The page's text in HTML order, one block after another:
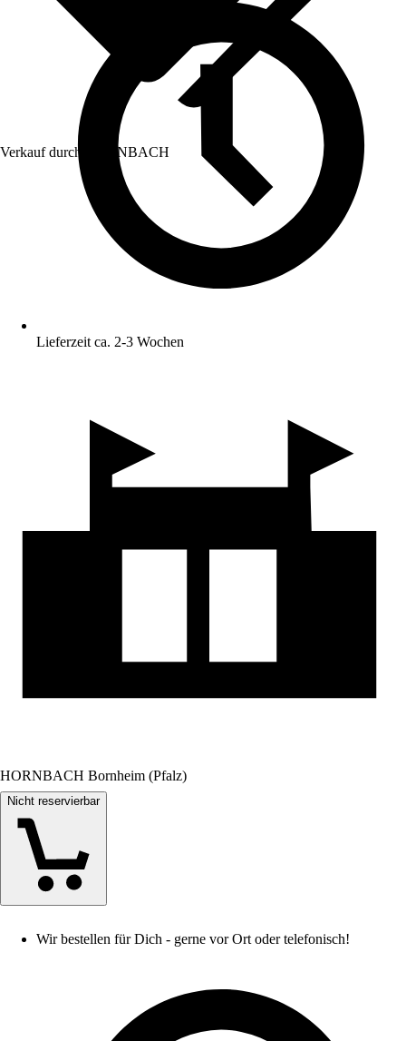
Verkauf durch: HORNBACH
Lieferzeit ca. 2-3 Wochen
HORNBACH Bornheim (Pfalz)
Nicht reservierbar
Wir bestellen für Dich - gerne vor Ort oder telefonisch!